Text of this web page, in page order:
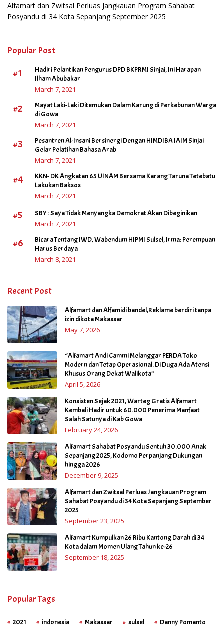
Alfamart dan Zwitsal Perluas Jangkauan Program Sahabat
Posyandu di 34 Kota Sepanjang September 2025
Popular Post
#1
Hadiri Pelantikan Pengurus DPD BKPRMI Sinjai, Ini Harapan
Ilham Abubakar
March 7, 2021
#2
Mayat Laki-Laki Ditemukan Dalam Karung di Perkebunan Warga
di Gowa
March 7, 2021
#3
Pesantren Al-Insani Bersinergi Dengan HIMDIBA IAIM Sinjai
Gelar Pelatihan Bahasa Arab
March 7, 2021
#4
KKN- DK Angkatan 65 UINAM Bersama Karang Taruna Tetebatu
Lakukan Baksos
March 7, 2021
#5 SBY : Saya Tidak Menyangka Demokrat Akan Dibeginikan
March 7, 2021
#6
Bicara Tentang IWD, Wabendum HIPMI Sulsel, Irma: Perempuan
Harus Berdaya
March 8, 2021
Recent Post
Alfamart dan Alfamidi bandel,Reklame berdiri tanpa
izin dikota Makassar
May 7, 2026
“Alfamart Andi Cammi Melanggar PERDA Toko
Modern dan Tetap Operasional. Di Duga Ada Atensi
Khusus Orang Dekat Walikota”
April 5, 2026
Konsisten Sejak 2021, Warteg Gratis Alfamart
Kembali Hadir untuk 60.000 Penerima Manfaat
Salah Satunya di Kab Gowa
February 24, 2026
Alfamart Sahabat Posyandu Sentuh 30.000 Anak
Sepanjang 2025, Kodomo Perpanjang Dukungan
hingga 2026
December 9, 2025
Alfamart dan Zwitsal Perluas Jangkauan Program
Sahabat Posyandu di 34 Kota Sepanjang September
2025
September 23, 2025
Alfamart Kumpulkan 26 Ribu Kantong Darah di 34
Kota dalam Momen Ulang Tahun ke-26
September 18, 2025
Popular Tags
2021 indonesia Makassar sulsel Danny Pomanto